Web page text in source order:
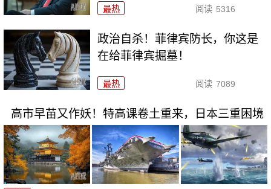
最热 阅读 5316
政治自杀！菲律宾防长，你这是
在给菲律宾掘墓！
最热 阅读 7089
高市早苗又作妖！特高课卷土重来，日本三重困境